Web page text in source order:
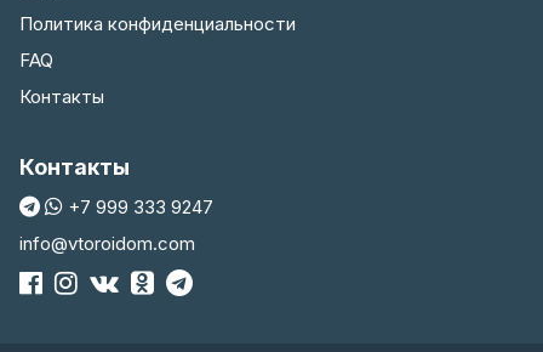
Политика конфиденциальности
FAQ
Контакты
Контакты
+7 999 333 9247
info@vtoroidom.com